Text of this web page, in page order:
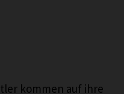
kommen auf ihre